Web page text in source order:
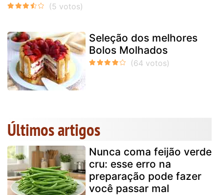
Seleção dos melhores
Bolos Molhados
Últimos artigos
Nunca coma feijão verde
cru: esse erro na
preparação pode fazer
você passar mal